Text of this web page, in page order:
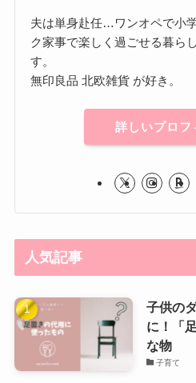
夫は単身赴任…ワンオペで小
ク家事で楽しく過ごせる暮ら
す。
無印良品 北欧雑貨 が好き。
詳しいプロフ
人気記事
子供の
に！「
な物
子育て